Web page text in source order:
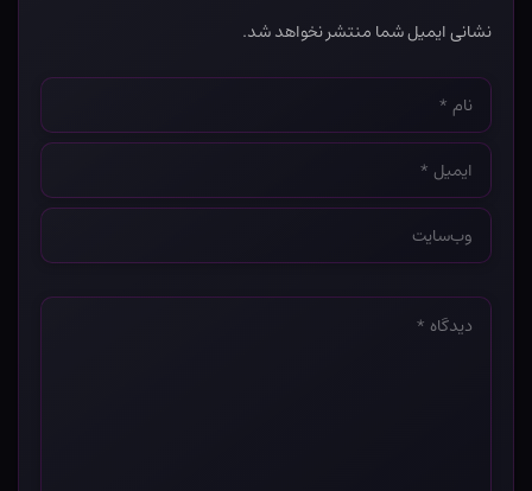
نشانی ایمیل شما منتشر نخواهد شد.
نام
*
ایمیل
*
وب‌سایت
*
دیدگاه